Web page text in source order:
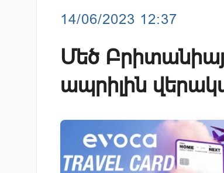
14/06/2023 12:37
Մեծ
ապրիլին